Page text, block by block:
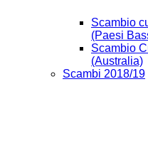
Scambio
(Paesi
Scambio
(Australia)
Scambi 2018/19